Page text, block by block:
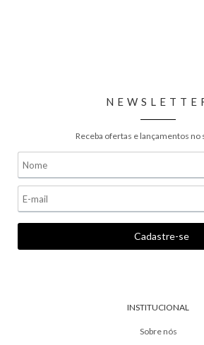
Receba ofertas e lançamentos no
INSTITUCIONAL
Sobre nós